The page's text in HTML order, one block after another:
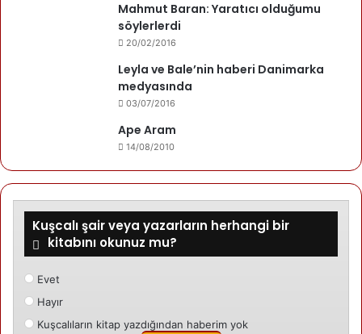
Mahmut Baran: Yaratıcı olduğumu
söylerlerdi
20/02/2016
Leyla ve Bale’nin haberi Danimarka
medyasında
03/07/2016
Ape Aram
14/08/2010
Kuşcalı şair veya yazarların herhangi bir
kitabını okunuz mu?
Evet
Hayır
Kuşcalıların kitap yazdığından haberim yok